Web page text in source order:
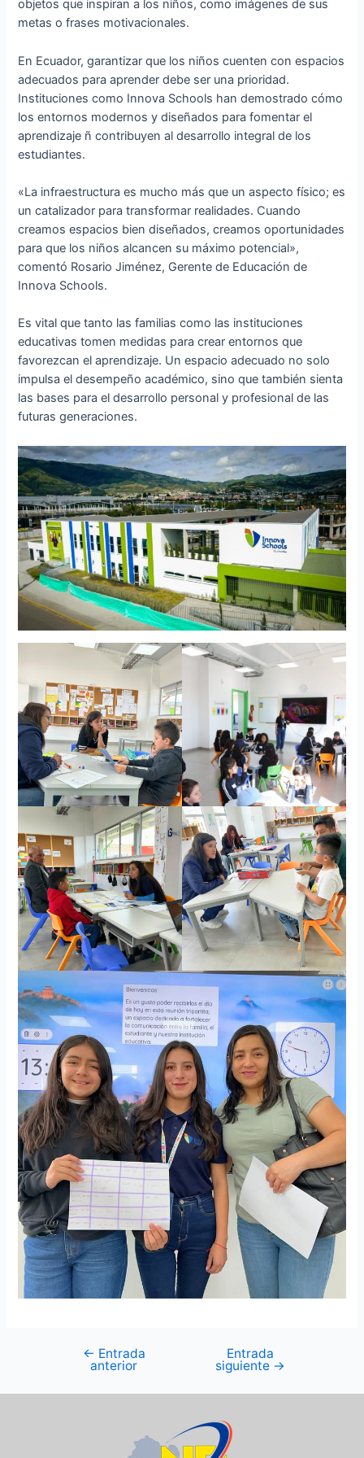
objetos que inspiran a los niños, como imágenes de sus
metas o frases motivacionales.
En Ecuador, garantizar que los niños cuenten con espacios
adecuados para aprender debe ser una prioridad.
Instituciones como Innova Schools han demostrado cómo
los entornos modernos y diseñados para fomentar el
aprendizaje ñ contribuyen al desarrollo integral de los
estudiantes.
«La infraestructura es mucho más que un aspecto físico; es
un catalizador para transformar realidades. Cuando
creamos espacios bien diseñados, creamos oportunidades
para que los niños alcancen su máximo potencial»,
comentó Rosario Jiménez, Gerente de Educación de
Innova Schools.
Es vital que tanto las familias como las instituciones
educativas tomen medidas para crear entornos que
favorezcan el aprendizaje. Un espacio adecuado no solo
impulsa el desempeño académico, sino que también sienta
las bases para el desarrollo personal y profesional de las
futuras generaciones.
← Entrada
anterior
Entrada
siguiente →